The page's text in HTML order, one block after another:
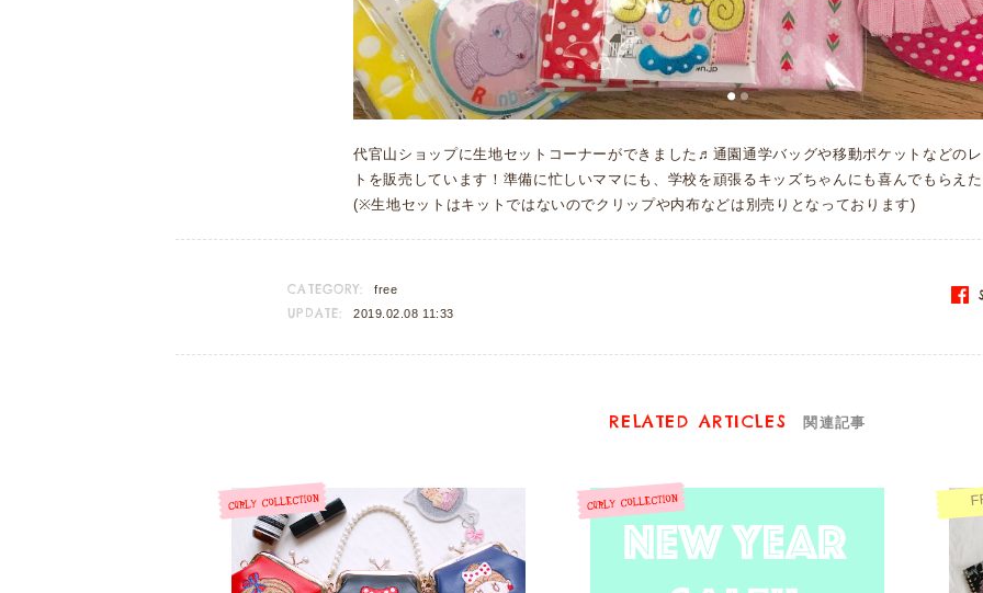
代官山ショップに生地セットコーナーができました♬通園通学バッグや移動ポケットなどの
トを販売しています！準備に忙しいママにも、学校を頑張るキッズちゃんにも喜んでもらえ
(※生地セットはキットではないのでクリップや内布などは別売りとなっております)
CATEGORY: free
UPDATE: 2019.02.08 11:33
RELATED ARTICLES 関連記事